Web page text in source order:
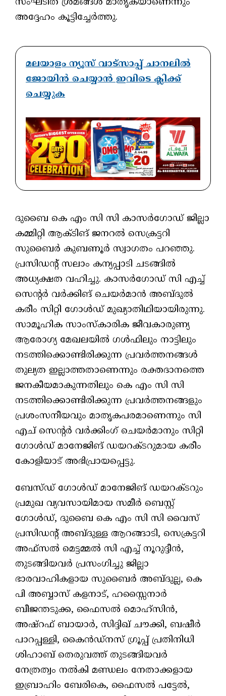
അദ്ദേഹം കൂട്ടിച്ചേർത്തു.
മലയാളം ന്യൂസ് വാട്സാപ്പ് ചാനലിൽ
ജോയിൻ ചെയ്യാൻ ഇവിടെ ക്ലിക്ക്
ചെയ്യുക
ദുബൈ കെ എം സി സി കാസർഗോഡ് ജില്ലാ
കമ്മിറ്റി ആക്ടിങ് ജനറൽ സെക്രട്ടറി
സുബൈർ കുബണൂർ സ്വാഗതം പറഞ്ഞു.
പ്രസിഡന്റ് സലാം കന്യപ്പാടി ചടങ്ങിൽ
അധ്യക്ഷത വഹിച്ചു. കാസർഗോഡ് സി എച്ച്
സെന്റർ വർക്കിങ് ചെയർമാൻ അബ്ദുൽ
കരീം സിറ്റി ഗോൾഡ് മുഖ്യാതിഥിയായിരുന്നു.
സാമൂഹിക സാംസ്കാരിക ജീവകാരുണ്യ
ആരോഗ്യ മേഖലയിൽ ഗൾഫിലും നാട്ടിലും
നടത്തിക്കൊണ്ടിരിക്കുന്ന പ്രവർത്തനങ്ങൾ
തുല്യത ഇല്ലാത്തതാണെന്നും രക്തദാനത്തെ
ജനകീയമാകുന്നതിലും കെ എം സി സി
നടത്തിക്കൊണ്ടിരിക്കുന്ന പ്രവർത്തനങ്ങളും
പ്രശംസനീയവും മാതൃകപരമാണെന്നും സി
എച് സെന്റർ വർക്കിംഗ് ചെയർമാനും സിറ്റി
ഗോൾഡ് മാനേജിങ് ഡയറക്ടറുമായ കരീം
കോളിയാട് അഭിപ്രായപ്പെട്ടു.
ബേസ്ഡ് ഗോൾഡ് മാനേജിങ് ഡയറക്ടറും
പ്രമുഖ വ്യവസായിമായ സമീർ ബെസ്റ്റ്
ഗോൾഡ്, ദുബൈ കെ എം സി സി വൈസ്
പ്രസിഡന്റ് അബ്ദുള്ള ആറങ്ങാടി, സെക്രട്ടറി
അഫ്സൽ മെട്ടമ്മൽ സി എച്ച് നൂറുദ്ദീൻ,
തുടങ്ങിയവർ പ്രസംഗിച്ചു ജില്ലാ
ഭാരവാഹികളായ സുബൈർ അബ്ദുല്ല, കെ
പി അബ്ബാസ് കളനാട്, ഹസ്സൈനാർ
ബീജന്തടുക്ക, ഫൈസൽ മൊഹ്സിൻ,
അഷ്‌റഫ് ബായാർ, സിദ്ദിഖ് ചൗക്കി, ബഷീർ
പാറപ്പള്ളി, കൈൻഡ്‌നസ് ഗ്രൂപ്പ് പ്രതിനിധി
ശിഹാബ് തെരുവത്ത് തുടങ്ങിയവർ
നേത്രത്വം നൽകി മണ്ഡലം നേതാക്കളായ
ഇബ്രാഹിം ബേരികെ, ഫൈസൽ പട്ടേൽ,